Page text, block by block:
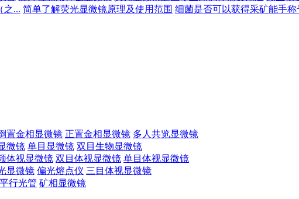
之... 简单了解荧光显微镜原理及使用范围 细菌是否可以获得采矿能手称
置金相显微镜 正置金相显微镜 多人共览显微镜
微镜 单目显微镜 双目生物显微镜
体视显微镜 双目体视显微镜 单目体视显微镜
显微镜 偏光熔点仪 三目体视显微镜
平行光管 矿相显微镜